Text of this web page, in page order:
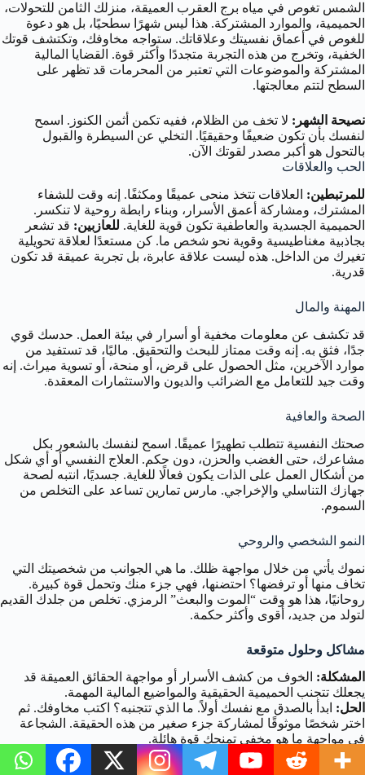
الشمس تغوص في مياه برج العقرب العميقة، منزلك الثامن للتحولات،
الحميمية، والموارد المشتركة. هذا ليس شهرًا سطحيًا، بل هو دعوة
للغوص في أعماق نفسيتك وعلاقاتك. ستواجه مخاوفك، وتكتشف قوتك
الخفية، وتخرج من هذه التجربة متجددًا وأكثر قوة. القضايا المالية
المشتركة والموضوعات التي تعتبر من المحرمات قد تظهر على
السطح لتتم معالجتها.
نصيحة الشهر: لا تخف من الظلام، ففيه تكمن أثمن الكنوز. اسمح
لنفسك بأن تكون ضعيفًا وحقيقيًا. التخلي عن السيطرة والقبول
بالتحول هو أكبر مصدر لقوتك الآن.
الحب والعلاقات
للمرتبطين: العلاقات تتخذ منحى عميقًا ومكثفًا. إنه وقت للشفاء
المشترك، ومشاركة أعمق الأسرار، وبناء رابطة روحية لا تنكسر.
الحميمية الجسدية والعاطفية تكون قوية للغاية. للعازبين: قد تشعر
بجاذبية مغناطيسية وقوية نحو شخص ما. كن مستعدًا لعلاقة تحويلية
تغيرك من الداخل. هذه ليست علاقة عابرة، بل تجربة عميقة قد تكون
قدرية.
المهنة والمال
قد تكشف عن معلومات مخفية أو أسرار في بيئة العمل. حدسك قوي
جدًا، فثق به. إنه وقت ممتاز للبحث والتحقيق. ماليًا، قد تستفيد من
موارد الآخرين، مثل الحصول على قرض، أو منحة، أو تسوية ميراث. إنه
وقت جيد للتعامل مع الضرائب والديون والاستثمارات المعقدة.
الصحة والعافية
صحتك النفسية تتطلب تطهيرًا عميقًا. اسمح لنفسك بالشعور بكل
مشاعرك، حتى الغضب والحزن، دون حكم. العلاج النفسي أو أي شكل
من أشكال العمل على الذات يكون فعالًا للغاية. جسديًا، انتبه لصحة
جهازك التناسلي والإخراجي. مارس تمارين تساعد على التخلص من
السموم.
النمو الشخصي والروحي
نموك يأتي من خلال مواجهة ظلك. ما هي الجوانب من شخصيتك التي
تخاف منها أو ترفضها؟ احتضنها، فهي جزء منك وتحمل قوة كبيرة.
روحانيًا، هذا هو وقت “الموت والبعث” الرمزي. تخلص من جلدك القديم
لتولد من جديد، أقوى وأكثر حكمة.
مشاكل وحلول متوقعة
المشكلة: الخوف من كشف الأسرار أو مواجهة الحقائق العميقة قد
يجعلك تتجنب الحميمية الحقيقية والمواضيع المالية المهمة.
الحل: ابدأ بالصدق مع نفسك أولاً. ما الذي تتجنبه؟ اكتب مخاوفك. ثم
اختر شخصًا موثوقًا لمشاركة جزء صغير من هذه الحقيقة. الشجاعة
في مواجهة ما هو مخفي تمنحك قوة هائلة.